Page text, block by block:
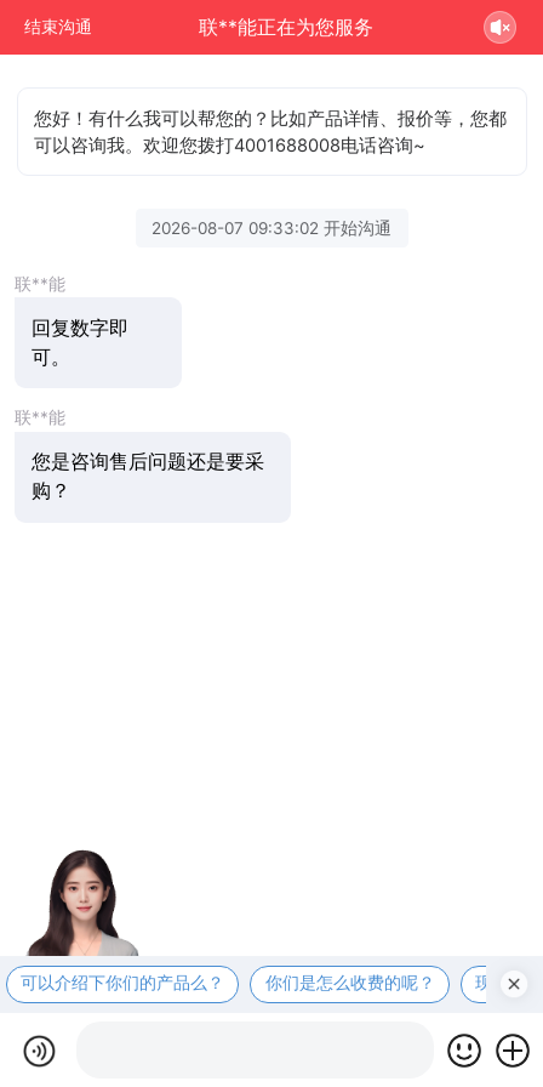
结束沟通 联**能正在为您服务
您好！有什么我可以帮您的？比如产品详情、报价等，您都
可以咨询我。欢迎您拨打4001688008电话咨询~
2026-08-07 09:33:02 开始沟通
联**能
回复数字即
可。
联**能
您是咨询售后问题还是要采
购？
可以介绍下你们的产品么？ 你们是怎么收费的呢？ 现在有